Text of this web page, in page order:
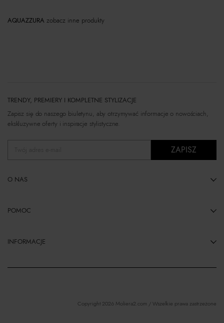
AQUAZZURA zobacz inne produkty
TRENDY, PREMIERY I KOMPLETNE STYLIZACJE
Zapisz się do naszego biuletynu, aby otrzymywać informacje o nowościach,
ekskluzywne oferty i inspiracje stylistyczne.
ZAPISZ
O NAS
POMOC
INFORMACJE
Copyright 2026 Moliera2.com / Wszelkie prawa zastrzeżone